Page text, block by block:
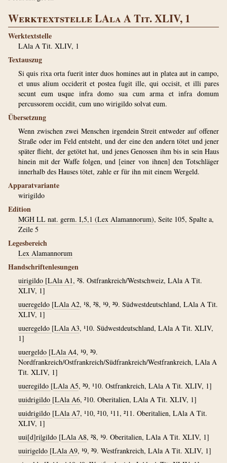
Werktextstelle LAla A Tit. XLIV, 1
Werktextstelle
LAla A Tit. XLIV, 1
Textauszug
Si quis rixa orta fuerit inter duos homines aut in platea aut in campo,
et unus alium occiderit et postea fugit ille, qui occisit, et illi pares
secunt eum usque infra domo sua cum arma et infra domum
percussorem occidit, cum uno wirigildo solvat eum.
Übersetzung
Wenn zwischen zwei Menschen irgendein Streit entweder auf offener
Straße oder im Feld entsteht, und der eine den andern tötet und jener
später flieht, der getötet hat, und jenes Genossen ihm bis in sein Haus
hinein mit der Waffe folgen, und [einer von ihnen] den Totschläger
innerhalb des Hauses tötet, zahle er für ihn mit einem Wergeld.
Apparatvariante
wirigildo
Edition
MGH LL nat. germ. I,5,1 (Lex Alamannorum), Seite 105, Spalte a,
Zeile 5
Legesbereich
Lex Alamannorum
Handschriftenlesungen
uirigildo [LAla A1, ²8. Ostfrankreich/Westschweiz, LAla A Tit.
XLIV, 1]
uueregeldo [LAla A2, ¹8, ²8, ¹9, ²9. Südwestdeutschland, LAla A Tit.
XLIV, 1]
uueregeldo [LAla A3, ¹10. Südwestdeutschland, LAla A Tit. XLIV,
1]
uuergeldo [LAla A4, ¹9, ²9.
Nordfrankreich/Ostfrankreich/Südfrankreich/Westfrankreich, LAla A
Tit. XLIV, 1]
uueregildo [LAla A5, ²9, ¹10. Ostfrankreich, LAla A Tit. XLIV, 1]
uuidrigildo [LAla A6, ²10. Oberitalien, LAla A Tit. XLIV, 1]
uuidrigildo [LAla A7, ¹10, ²10, ¹11, ²11. Oberitalien, LAla A Tit.
XLIV, 1]
uui[d]ri|gildo [LAla A8, ²8, ¹9. Oberitalien, LAla A Tit. XLIV, 1]
uuirigeldo [LAla A9, ¹9, ²9. Westfrankreich, LAla A Tit. XLIV, 1]